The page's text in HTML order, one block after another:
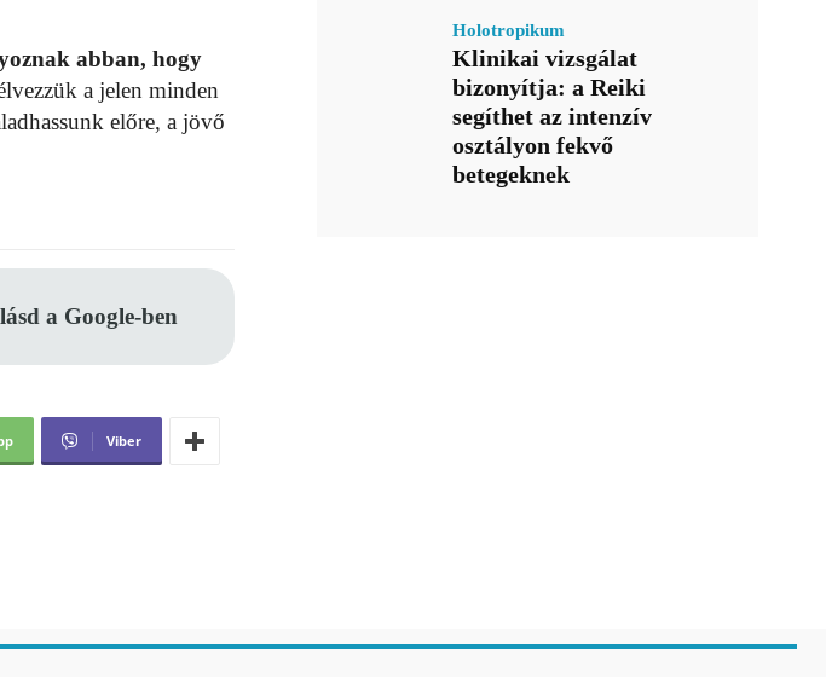
abban, hogy
a jelen minden
előre, a jövő
a Google-ben
Viber
Holotropikum
Klinikai vizsgálat
bizonyítja: a Reiki
segíthet az intenzív
osztályon fekvő
betegeknek